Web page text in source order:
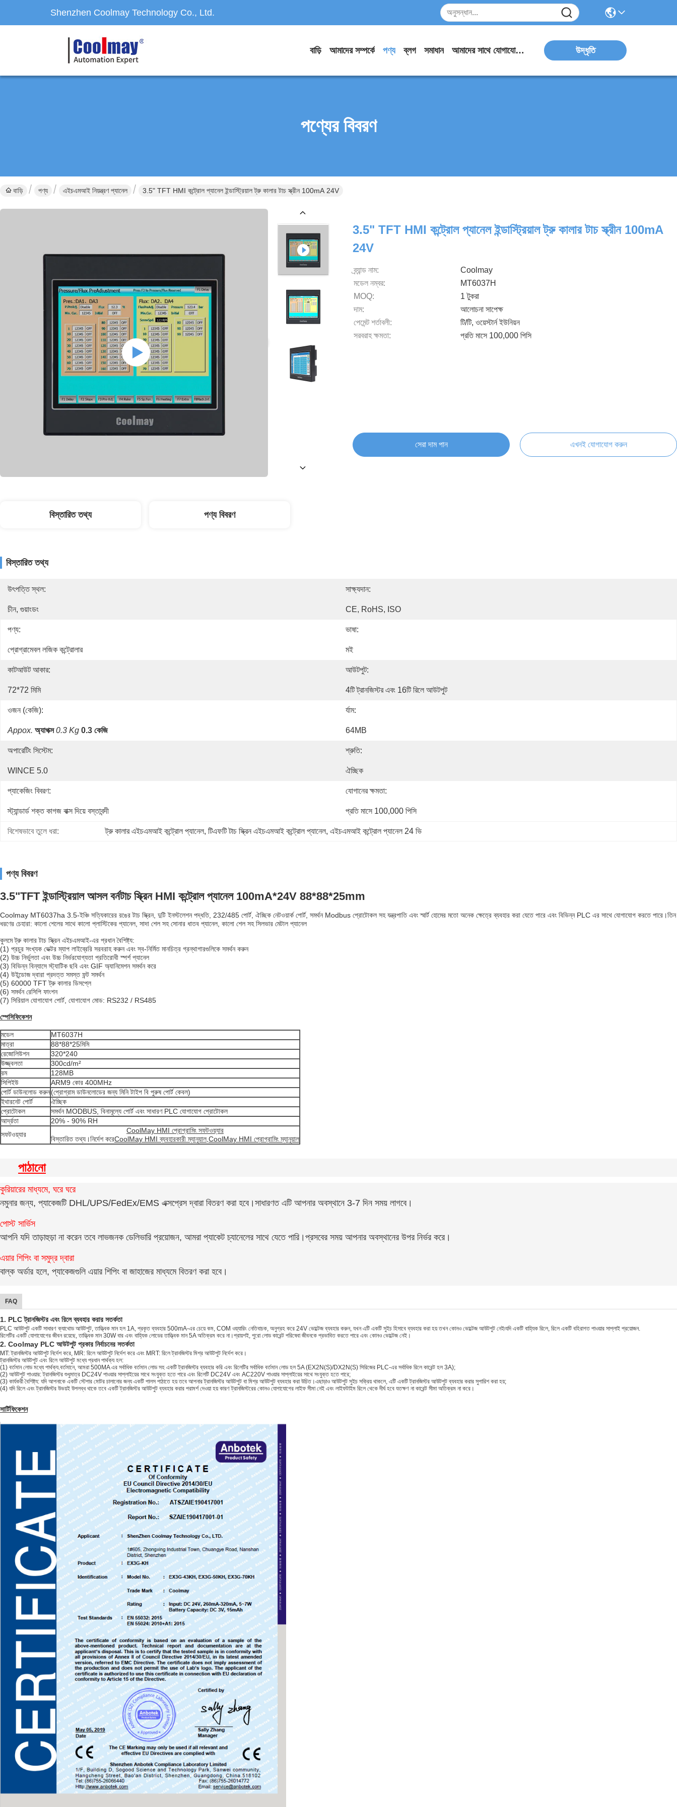
Shenzhen Coolmay Technology Co., Ltd.
বাড়ি আমাদের সম্পর্কে পণ্য ব্লগ সমাধান আমাদের সাথে যোগাযোগ করুন উদ্ধৃতি
পণ্যের বিবরণ
বাড়ি পণ্য এইচএমআই নিয়ন্ত্রণ প্যানেল 3.5" TFT HMI কন্ট্রোল প্যানেল ইন্ডাস্ট্রিয়াল ট্রু কালার টাচ স্ক্রীন 100mA 24V
3.5" TFT HMI কন্ট্রোল প্যানেল ইন্ডাস্ট্রিয়াল ট্রু কালার টাচ স্ক্রীন 100mA
24V
ব্র্যান্ড নাম:
Coolmay
মডেল নম্বর:
MT6037H
MOQ:
1 টুকরা
দাম:
আলোচনা সাপেক্ষ
পেমেন্ট শর্তাবলী:
টি/টি, ওয়েস্টার্ন ইউনিয়ন
সরবরাহ ক্ষমতা:
প্রতি মাসে 100,000 পিসি
সেরা দাম পান এখনই যোগাযোগ করুন
বিস্তারিত তথ্য পণ্য বিবরণ
বিস্তারিত তথ্য
উৎপত্তি স্থল:
চীন, গুয়াংডং
সাক্ষ্যদান:
CE, RoHS, ISO
পণ্য:
প্রোগ্রামেবল লজিক কন্ট্রোলার
ভাষা:
মই
কাটআউট আকার:
72*72 মিমি
আউটপুট:
4টি ট্রানজিস্টর এবং 16টি রিলে আউটপুট
ওজন (কেজি):
Appox. অ্যাপক্স 0.3 Kg 0.3 কেজি
র্যাম:
64MB
অপারেটিং সিস্টেম:
WINCE 5.0
শ্রুতি:
ঐচ্ছিক
প্যাকেজিং বিবরণ:
স্ট্যান্ডার্ড শক্ত কাগজ বাক্স দিয়ে বস্তাবন্দী
যোগানের ক্ষমতা:
প্রতি মাসে 100,000 পিসি
বিশেষভাবে তুলে ধরা: ট্রু কালার এইচএমআই কন্ট্রোল প্যানেল, টিএফটি টাচ স্ক্রিন এইচএমআই কন্ট্রোল প্যানেল, এইচএমআই কন্ট্রোল প্যানেল 24 ভি
পণ্য বিবরণ
3.5"TFT ইন্ডাস্ট্রিয়াল আসল বর্নটাচ স্ক্রিন HMI কন্ট্রোল প্যানেল 100mA*24V 88*88*25mm
Coolmay MT6037ha 3.5-ইঞ্চি সত্যিকারের রঙের টাচ স্ক্রিন, দুটি ইনস্টলেশন পদ্ধতি, 232/485 পোর্ট, ঐচ্ছিক নেটওয়ার্ক পোর্ট, সমর্থন Modbus প্রোটোকল সহ যন্ত্রপাতি এবং স্মার্ট হোমের মতো অনেক ক্ষেত্রে ব্যবহার করা যেতে পারে এবং বিভিন্ন PLC এর সাথে যোগাযোগ করতে পারে।তিন
ধরণের চেহারা: কালো শেলের সাথে কালো প্লাস্টিকের প্যানেল, সাদা শেল সহ সোনার ধাতব প্যানেল, কালো শেল সহ সিলভার মেটাল প্যানেল
কুলমে ট্রু কালার টাচ স্ক্রিন এইচএমআই-এর প্রধান বৈশিষ্ট্য:
(1) প্রচুর সংখ্যক ভেক্টর ম্যাপ লাইব্রেরি সরবরাহ করুন এবং স্ব-নির্মিত মানচিত্র গ্রন্থাগারগুলিকে সমর্থন করুন
(2) উচ্চ নির্ভুলতা এবং উচ্চ নির্ভরযোগ্যতা প্রতিরোধী স্পর্শ প্যানেল
(3) বিভিন্ন বিন্যাসে স্ট্যাটিক ছবি এবং GIF অ্যানিমেশন সমর্থন করে
(4) উইন্ডোজ দ্বারা প্রদত্ত সমস্ত ফন্ট সমর্থন
(5) 60000 TFT ট্রু কালার ডিসপ্লে
(6) সমর্থন রেসিপি ফাংশন
(7) সিরিয়াল যোগাযোগ পোর্ট, যোগাযোগ মোড: RS232 / RS485
স্পেসিফিকেশন
মডেল
MT6037H
মাত্রা
88*88*25মিমি
রেজোলিউশন
320*240
উজ্জ্বলতা
300cd/m²
রম
128MB
সিপিইউ
ARM9 কোর 400MHz
পোর্ট ডাউনলোড করুন(প্রোগ্রাম ডাউনলোডের জন্য মিনি টাইপ বি পুরুষ পোর্ট কেবল)
ইথারনেট পোর্ট
ঐচ্ছিক
প্রোটোকল
সমর্থন MODBUS, বিনামূল্যে পোর্ট এবং সাধারণ PLC যোগাযোগ প্রোটোকল
আর্দ্রতা
20% - 90% RH
সফটওয়্যার
CoolMay HMI প্রোগ্রামিং সফটওয়্যার
বিস্তারিত তথ্য।নির্দেশ করেCoolMay HMI ব্যবহারকারী ম্যানুয়াল CoolMay HMI প্রোগ্রামিং ম্যানুয়াল
পাঠানো
কুরিয়ারের মাধ্যমে, ঘরে ঘরে
নমুনার জন্য, প্যাকেজটি DHL/UPS/FedEx/EMS এক্সপ্রেস দ্বারা বিতরণ করা হবে।সাধারণত এটি আপনার অবস্থানে 3-7 দিন সময় লাগবে।
পোস্ট সার্ভিস
আপনি যদি তাড়াহুড়া না করেন তবে লাভজনক ডেলিভারি প্রয়োজন, আমরা প্যাকেট চ্যানেলের সাথে যেতে পারি।প্রসবের সময় আপনার অবস্থানের উপর নির্ভর করে।
এয়ার শিপিং বা সমুদ্র দ্বারা
বাল্ক অর্ডার হলে, প্যাকেজগুলি এয়ার শিপিং বা জাহাজের মাধ্যমে বিতরণ করা হবে।
FAQ
1. PLC ট্রানজিস্টর এবং রিলে ব্যবহার করার সতর্কতা
PLC আউটপুট একটি সাধারণ ক্যাথোড আউটপুট, তাত্ত্বিক মান হল 1A, প্রকৃত ব্যবহার 500mA-এর চেয়ে কম, COM ওয়্যারিং নেতিবাচক, অনুগ্রহ করে 24V ভোল্টেজ ব্যবহার করুন, যখন এটি একটি সুইচ হিসাবে ব্যবহার করা হয় তখন কোনও ভোল্টেজ আউটপুট নেই৷যদি একটি বাহ্যিক রিলে, রিলে একটি বহিরাগত পাওয়ার সাপ্লাই প্রয়োজন.
রিলেটির একটি যোগাযোগের জীবন রয়েছে, তাত্ত্বিক মান 30W বার এবং বাহ্যিক লোডের তাত্ত্বিক মান 5A অতিক্রম করে না।প্রায়শই, পুরো লোড কারেন্ট পরিষেবা জীবনকে প্রভাবিত করতে পারে এবং কোনও ভোল্টেজ নেই।
2. Coolmay PLC আউটপুট প্রকার নির্বাচনের সতর্কতা
MT: ট্রানজিস্টর আউটপুট নির্দেশ করে, MR: রিলে আউটপুট নির্দেশ করে এবং MRT: রিলে ট্রানজিস্টর মিশ্র আউটপুট নির্দেশ করে।
ট্রানজিস্টর আউটপুট এবং রিলে আউটপুট মধ্যে প্রধান পার্থক্য হল:
(1) বর্তমান লোড মধ্যে পার্থক্য.বর্তমানে, আমরা 500MA এর সর্বাধিক বর্তমান লোড সহ একটি ট্রানজিস্টর ব্যবহার করি এবং রিলেটির সর্বাধিক বর্তমান লোড হল 5A (EX2N(S)/DX2N(S) সিরিজের PLC-এর সর্বাধিক রিলে কারেন্ট হল 3A);
(2) আউটপুট পাওয়ার: ট্রানজিস্টর শুধুমাত্র DC24V পাওয়ার সাপ্লাইয়ের সাথে সংযুক্ত হতে পারে এবং রিলেটি DC24V এবং AC220V পাওয়ার সাপ্লাইয়ের সাথে সংযুক্ত হতে পারে;
(3) কার্যকরী বৈশিষ্ট্য: যদি আপনাকে একটি স্টেপার মোটর চালানোর জন্য একটি পালস পাঠাতে হয় তবে আপনার ট্রানজিস্টর আউটপুট বা মিশ্র আউটপুট ব্যবহার করা উচিত।এছাড়াও আউটপুট সুইচ সক্রিয় থাকলে, এটি একটি ট্রানজিস্টর আউটপুট ব্যবহার করার সুপারিশ করা হয়;
(4) যদি রিলে এবং ট্রানজিস্টর উভয়ই উপলব্ধ থাকে তবে একটি ট্রানজিস্টর আউটপুট ব্যবহার করার পরামর্শ দেওয়া হয় কারণ ট্রানজিস্টরের কোনও যোগাযোগের লাইফ সীমা নেই এবং লাইফটাইম রিলে থেকে দীর্ঘ হবে যতক্ষণ না কারেন্ট সীমা অতিক্রম না করে।
সার্টিফিকেশন